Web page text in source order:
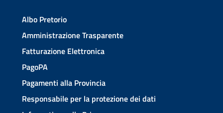
Albo Pretorio
Amministrazione Trasparente
Fatturazione Elettronica
PagoPA
Pagamenti alla Provincia
Responsabile per la protezione dei dati